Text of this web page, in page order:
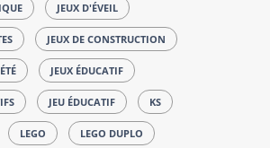
JEUX D'ÉVEIL
JEUX DE CONSTRUCTION
JEUX ÉDUCATIF
JEU ÉDUCATIF KS
LEGO LEGO DUPLO